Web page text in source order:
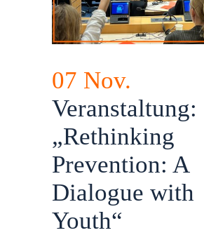
07 Nov.
Veranstaltung:
„Rethinking
Prevention: A
Dialogue with
Youth“